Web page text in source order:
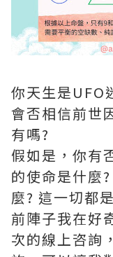
你天生是UFO
會否相信前世
有嗎?
假如是，你有
的使命是什麼
麼? 這一切都
前陣子我在好
次的線上咨詢